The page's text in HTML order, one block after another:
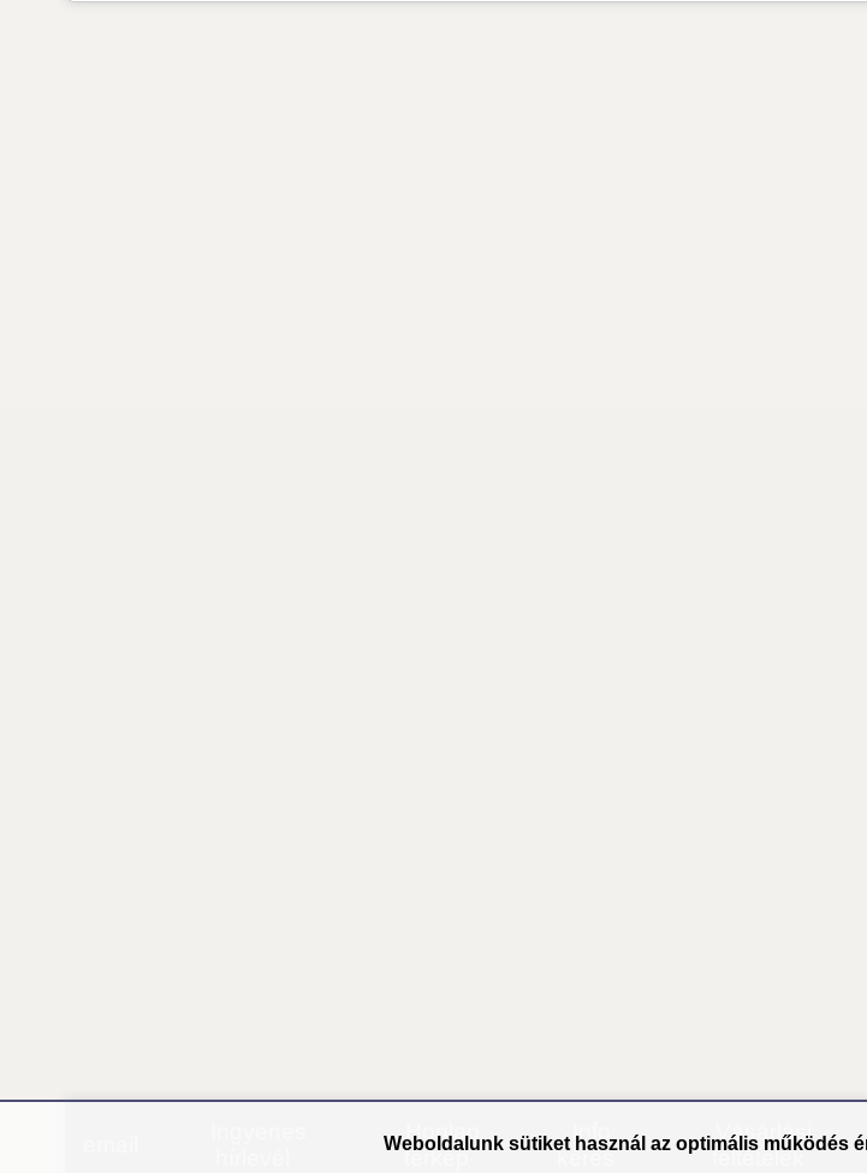
Honlap
térkép
Info
kérés
Vásárlási
feltételek
Weboldalunk sütiket használ az optimális működés